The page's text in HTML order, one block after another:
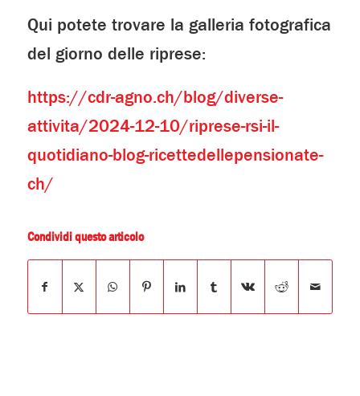
Qui potete trovare la galleria fotografica
del giorno delle riprese:
https://cdr-agno.ch/blog/diverse-
attivita/2024-12-10/riprese-rsi-il-
quotidiano-blog-ricettedellepensionate-
ch/
Condividi questo articolo